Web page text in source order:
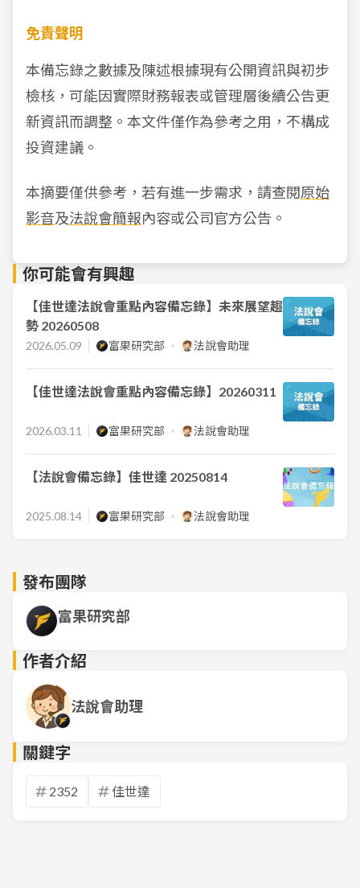
免責聲明
本備忘錄之數據及陳述根據現有公開資訊與初步
檢核，可能因實際財務報表或管理層後續公告更
新資訊而調整。本文件僅作為參考之用，不構成
投資建議。
本摘要僅供參考，若有進一步需求，請查閱原始
影音及法說會簡報內容或公司官方公告。
你可能會有興趣
【佳世達法說會重點內容備忘錄】未來展望趨
勢 20260508
2026.05.09 富果研究部 法說會助理
【佳世達法說會重點內容備忘錄】20260311
2026.03.11 富果研究部 法說會助理
【法說會備忘錄】佳世達 20250814
2025.08.14 富果研究部 法說會助理
發布團隊
富果研究部
作者介紹
法說會助理
關鍵字
2352 佳世達